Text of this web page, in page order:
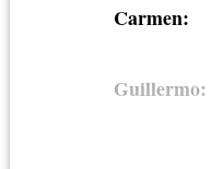
Carmen:
Guillermo: